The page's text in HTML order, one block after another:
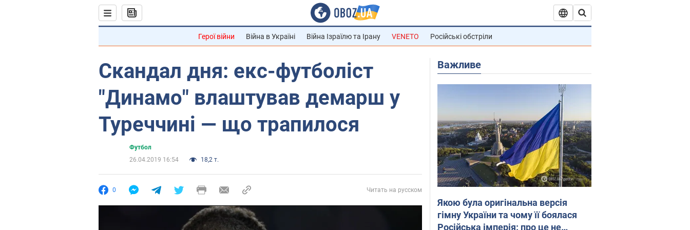
Герої війни Війна в Україні Війна Ізраїлю та Ірану VENETO Російські обстріли
Скандал дня: екс-футболіст
"Динамо" влаштував демарш у
Туреччині — що трапилося
Футбол
26.04.2019 16:54
18,2 т.
0 Читать на русском
Важливе
Якою була оригінальна версія
гімну України та чому її боялася
Російська імперія: про це не